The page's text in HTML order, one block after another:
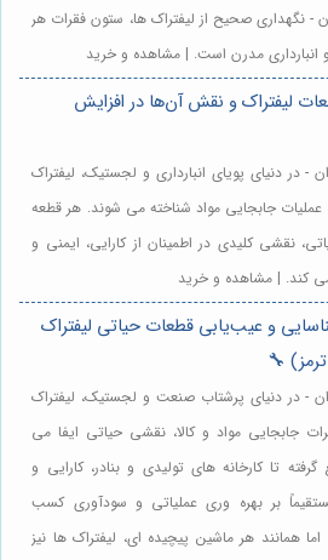
- نگهداری صحیح از لیفتراک ها، ستون فقرات هر
مدرن است. | مشاهده و خرید
لیفتراک و نقش آن‌ها در افزایش
- در دنیای پویای انبارداری و لجستیک، لیفتراک
عملیات جابجایی مواد شناخته می شوند. هر قطعه
نقشی کلیدی در اطمینان از کارایی، ایمنی و
کند. | مشاهده و خرید
و عیب‌یابی قطعات حیاتی لیفتراک
🔧
- در دنیای پرشتاب صنعت و لجستیک، لیفتراک
جابجایی مواد و کالا، نقشی حیاتی ایفا می
گرفته تا کارخانه های تولیدی و بنادر، کارایی و
بر بهره وری عملیاتی و سودآوری کسب
اما همانند هر ماشین پیچیده ای، لیفتراک ها نیز